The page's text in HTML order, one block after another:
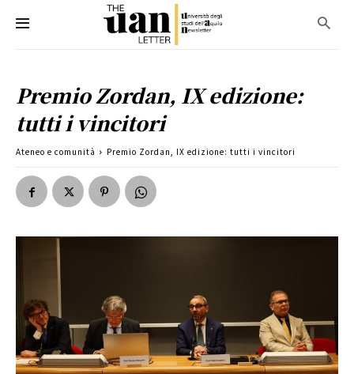
Premio Zordan, IX edizione:
tutti i vincitori
Ateneo e comunità Premio Zordan, IX edizione: tutti i vincitori